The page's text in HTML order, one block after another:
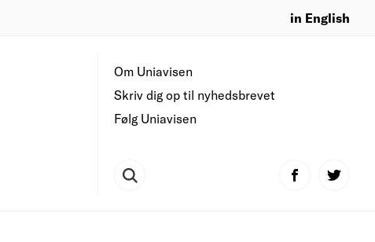
in English
Om Uniavisen
Skriv dig op til nyhedsbrevet
Følg Uniavisen